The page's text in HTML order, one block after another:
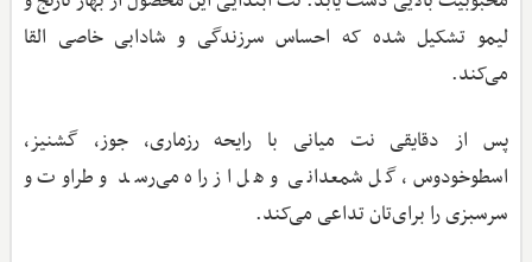
لیمو تشکیل شده که احساس سرزندگی و شادابی خاصی القا
می‌کند.
پس از دقایقی نت میانی با رایحه رزماری، جوز، گشنیز،
اسطوخودوس، گل شمعدانی و هل از راه می‌رسد و طراوت و
سرسبزی را برای‌تان تداعی می‌کند.